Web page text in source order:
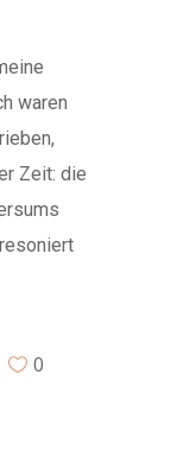
waren
Zeit: die
0